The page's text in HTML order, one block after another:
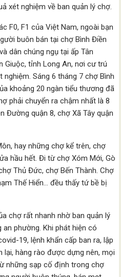
xét nghiệm về ban quản lý chợ.
F0, F1 của Việt Nam, ngoài bạn
buôn bán tại chợ Bình Điền
dân chúng ngụ tại ấp Tân
Giuộc, tỉnh Long An, nơi cư trú
nghiệm. Sáng 6 tháng 7 chợ Bình
khoảng 20 ngàn tiểu thương đã
phải chuyển ra chậm nhất là 8
Đường quận 8, chợ Xã Tây quận
hay những chợ kể trên, chợ
hầu hết. Đi từ chợ Xóm Mới, Gò
Thủ Đức, chợ Bến Thành. Chợ
Thế Hiển… đều thấy tứ bề bị
chợ rất nhanh nhờ ban quản lý
phường. Khi phát hiện có
19, lệnh khẩn cấp ban ra, lập
hàng rào được dựng nên, mọi
những sạp cố định trong chợ